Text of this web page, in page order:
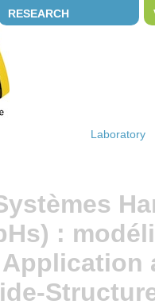
RESEARCH
Laboratory
: